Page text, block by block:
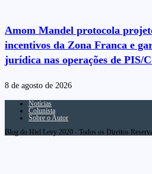
Amom Mandel protocola
incentivos da Zona Franca e
jurídica nas operações de PIS/
8 de agosto de 2026
Notícias
Colunista
Sobre o Autor
Blog do Hiel Levy 2020 - Todos os Direitos